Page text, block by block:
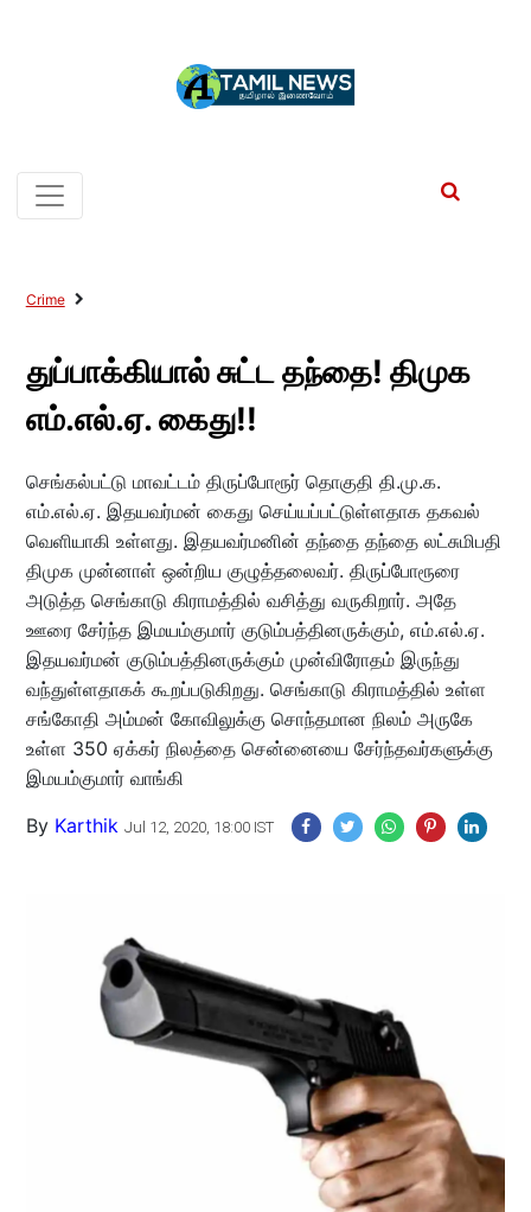
Crime
துப்பாக்கியால் சுட்ட தந்தை! திமுக
எம்.எல்.ஏ. கைது!!
செங்கல்பட்டு மாவட்டம் திருப்போரூர் தொகுதி தி.மு.க.
எம்.எல்.ஏ. இதயவர்மன் கைது செய்யப்பட்டுள்ளதாக தகவல்
வெளியாகி உள்ளது. இதயவர்மனின் தந்தை தந்தை லட்சுமிபதி
திமுக முன்னாள் ஒன்றிய குழுத்தலைவர். திருப்போரூரை
அடுத்த செங்காடு கிராமத்தில் வசித்து வருகிறார். அதே
ஊரை சேர்ந்த இமயம்குமார் குடும்பத்தினருக்கும், எம்.எல்.ஏ.
இதயவர்மன் குடும்பத்தினருக்கும் முன்விரோதம் இருந்து
வந்துள்ளதாகக் கூறப்படுகிறது. செங்காடு கிராமத்தில் உள்ள
சங்கோதி அம்மன் கோவிலுக்கு சொந்தமான நிலம் அருகே
உள்ள 350 ஏக்கர் நிலத்தை சென்னையை சேர்ந்தவர்களுக்கு
இமயம்குமார் வாங்கி
By Karthik Jul 12, 2020, 18:00 IST